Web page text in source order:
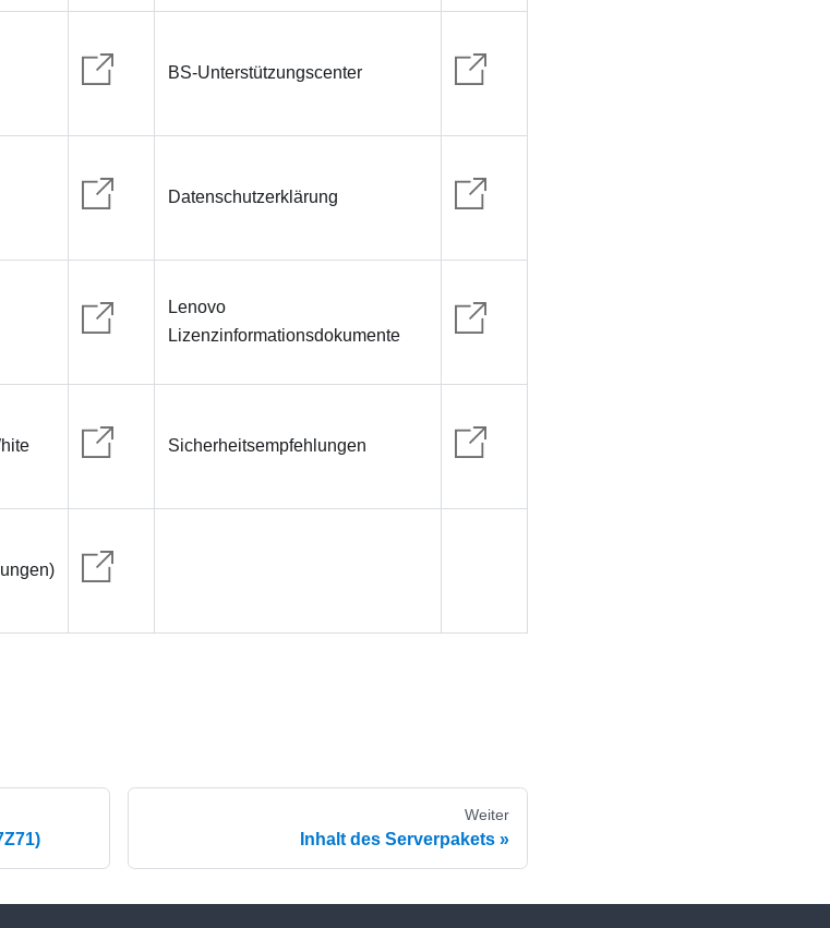
BS-Unterstützungscenter
Datenschutzerklärung
Lenovo
Lizenzinformationsdokumente
Sicherheitsempfehlungen
Weiter
Inhalt des Serverpakets